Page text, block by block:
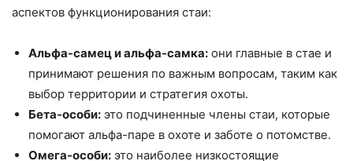
аспектов функционирования стаи:
Альфа-самец и альфа-самка: они главные в стае и
принимают решения по важным вопросам, таким как
выбор территории и стратегия охоты.
Бета-особи: это подчиненные члены стаи, которые
помогают альфа-паре в охоте и заботе о потомстве.
Омега-особи: это наиболее низкостоящие